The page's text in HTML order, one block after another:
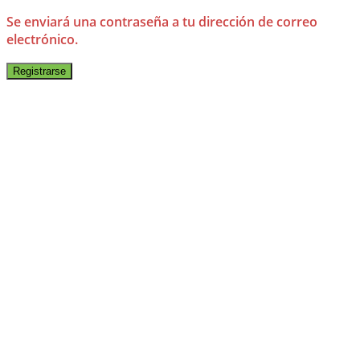
Se enviará una contraseña a tu dirección de correo
electrónico.
Registrarse